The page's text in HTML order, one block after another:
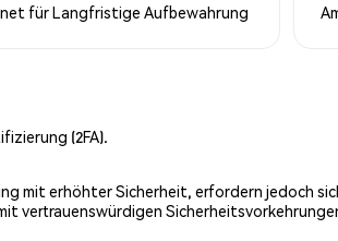
fürLangfristige Aufbewahrung
(2FA).
mit erhöhter Sicherheit, erfordern jedoch
vertrauenswürdigen